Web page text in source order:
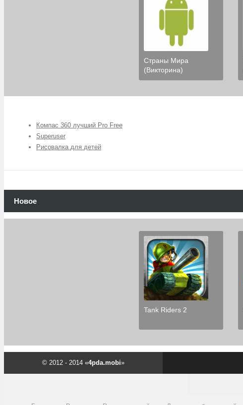
Страны Мира
(Викторина)
Компас 360 лучший Pro Free
Superuser
Рисовалка для детей
Новое
Tank Riders 2
© 2012 - 2014 «4pda.mobi»